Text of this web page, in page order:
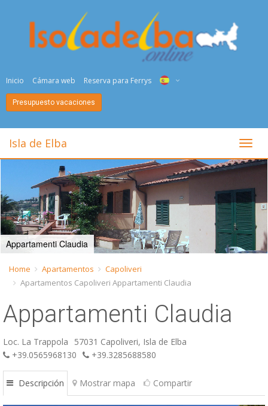
Inicio Cámara web Reserva para Ferrys
DEU
PYC
ESP
SLO
Presupuesto vacaciones
Isla de Elba
Appartamenti Claudia
Home Apartamentos
Capoliveri
Apartamentos Capoliveri Appartamenti Claudia
Appartamenti Claudia
Loc. La Trappola
57031 Capoliveri, Isla de Elba
+39.0565968130
+39.3285688580
Descripción Mostrar mapa Compartir